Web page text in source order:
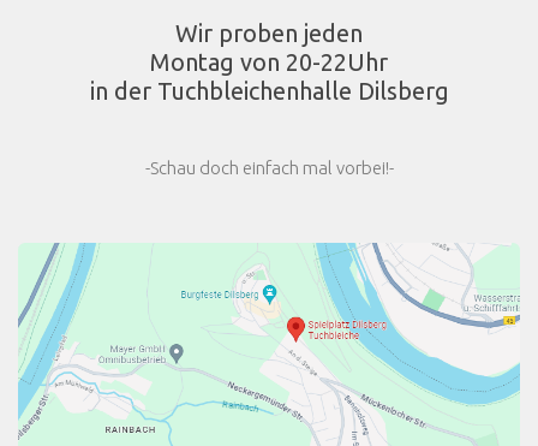
Wir proben jeden
Montag von 20-22Uhr
in der Tuchbleichenhalle Dilsberg
-Schau doch einfach mal vorbei!-